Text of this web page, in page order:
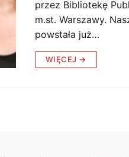
przez Bibliotekę
m.st. Warszawy.
powstała już…
WIĘCEJ →